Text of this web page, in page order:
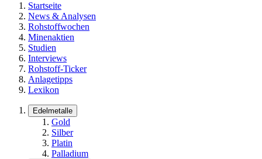
Startseite
News & Analysen
Rohstoffwochen
Minenaktien
Studien
Interviews
Rohstoff-Ticker
Anlagetipps
Lexikon
Edelmetalle
Gold
Silber
Platin
Palladium